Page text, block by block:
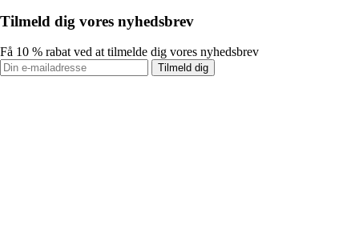
Tilmeld dig vores nyhedsbrev
Få 10 % rabat ved at tilmelde dig vores nyhedsbrev
Tilmeld dig